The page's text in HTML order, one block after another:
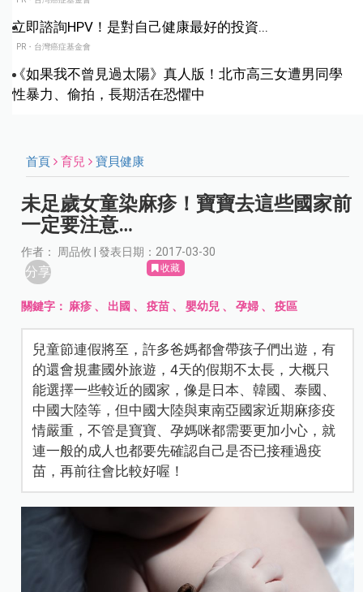
立即諮詢HPV！是對自己健康最好的投資...
PR・台灣癌症基金會
《如果我不曾見過太陽》真人版！北市高三女遭男同學
性暴力、偷拍，長期活在恐懼中
首頁 育兒 寶貝健康
未足歲女童染麻疹！寶寶去這些國家前
一定要注意…
作者： 周品攸 | 發表日期：2017-03-30
分享 收藏
關鍵字： 麻疹 、 出國 、疫苗 、嬰幼兒 、孕婦 、疫區
兒童節連假將至，許多爸媽都會帶孩子們出遊，有
的還會規畫國外旅遊，4天的假期不太長，大概只
能選擇一些較近的國家，像是日本、韓國、泰國、
中國大陸等，但中國大陸與東南亞國家近期麻疹疫
情嚴重，不管是寶寶、孕媽咪都需要更加小心，就
連一般的成人也都要先確認自己是否已接種過疫
苗，再前往會比較好喔！